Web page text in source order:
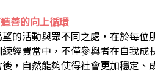
善的向上循環
望的活動與眾不同之處，在於每
練經費當中，不僅參與者在自我
，自然能夠使得社會更加穩定、